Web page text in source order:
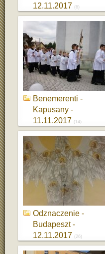
12.11.2017 (6)
Benemerenti -
Kapusany -
11.11.2017 (14)
Odznaczenie -
Budapeszt -
12.11.2017 (26)